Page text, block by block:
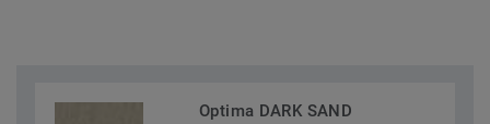
Optima DARK SAND